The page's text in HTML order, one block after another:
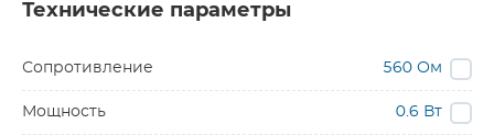
Технические параметры
Сопротивление 560 Ом
Мощность 0.6 Вт